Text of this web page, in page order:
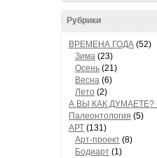
Рубрики
ВРЕМЕНА ГОДА (52)
Зима (23)
Осень (21)
Весна (6)
Лето (2)
А ВЫ КАК ДУМАЕТЕ?
Палеонтология (5)
АРТ (131)
Арт-проект (8)
Бодиарт (1)